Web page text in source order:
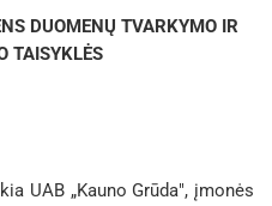
DUOMENŲ TVARKYMO IR
TAISYKLĖS
UAB „Kauno Grūda", įmonės